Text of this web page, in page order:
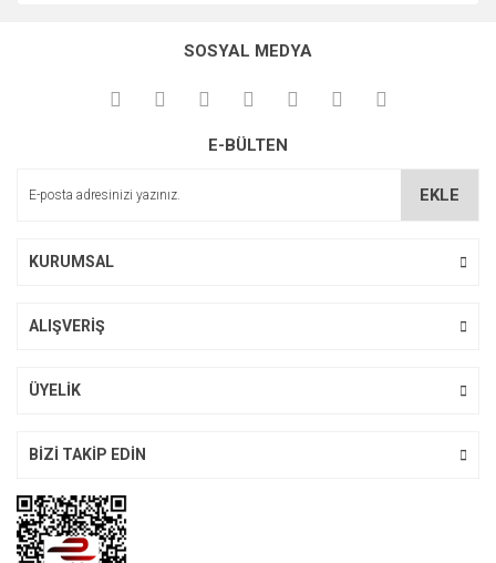
SOSYAL MEDYA
E-BÜLTEN
EKLE
KURUMSAL
ALIŞVERİŞ
ÜYELİK
BİZİ TAKİP EDİN